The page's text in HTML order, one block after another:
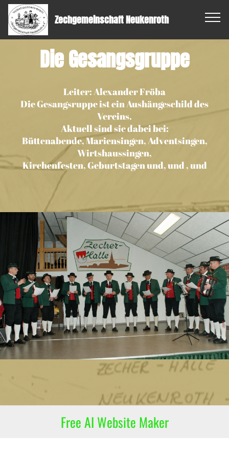
Zechgemeinschaft Neukenroth
Die Gesangsgruppe
Leiter: Alexander Fröba
Die Gesangsruppe ist ein Aushängeschild des
Vereins.
Aktuell sind sie dabei bei:
Büttenabende, Mariensingen, Adventsingen,
Wirtshaussingen,
Kirchenfesten, Geburtstagen und, und , und
Free AI Website Maker